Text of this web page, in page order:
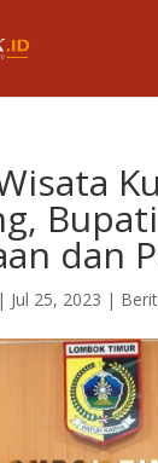
dan
Jul 25, 2023 |